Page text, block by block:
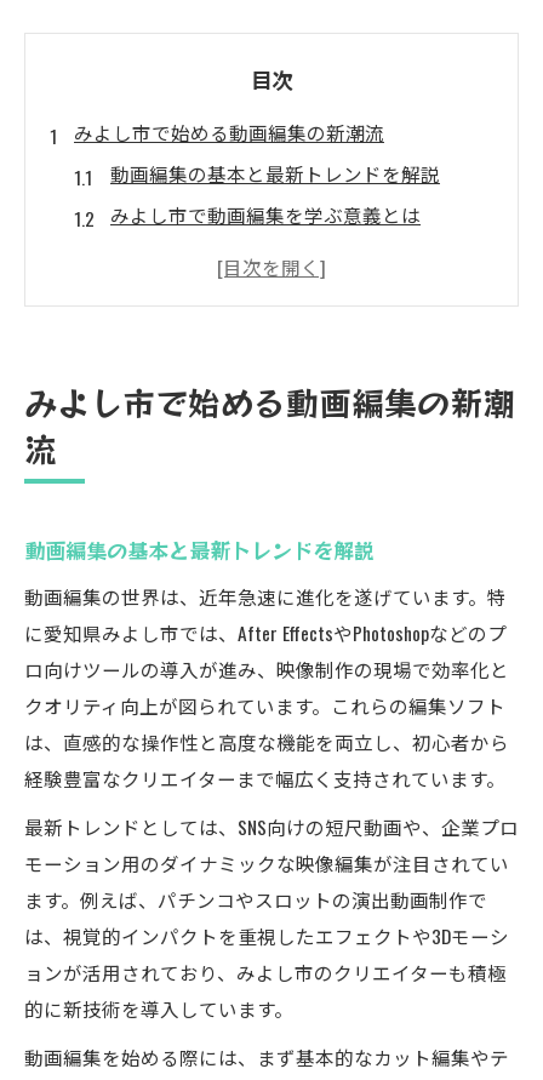
目次
みよし市で始める動画編集の新潮流
動画編集の基本と最新トレンドを解説
みよし市で動画編集を学ぶ意義とは
動画編集インプリメンテーション導入の実
愛知県発の動画編集インプリメンテーション体
インプリメンテーション体験がもたらす変
愛知県クリエイターの動画編集スキル向上
実践で磨く動画編集インプリメンテーショ
体験者が語るみよし市の成長環境
動画編集が拓くみよし市クリエイティブ未来
動画編集で拡がるみよし市の未来像
クリエイティブ産業を支える動画編集技術
地元発展に貢献する動画編集の力
次世代クリエイターが活躍できる理由
動画編集と地域連携の新しい形
クリエイター必見のみよし市動画編集事情
みよし市で動画編集を極めるための方法
みよし市で始める動画編集の新潮
流
動画編集の基本と最新トレンドを解説
動画編集の世界は、近年急速に進化を遂げています。特
に愛知県みよし市では、After EffectsやPhotoshopなどのプ
ロ向けツールの導入が進み、映像制作の現場で効率化と
クオリティ向上が図られています。これらの編集ソフト
は、直感的な操作性と高度な機能を両立し、初心者から
経験豊富なクリエイターまで幅広く支持されています。
最新トレンドとしては、SNS向けの短尺動画や、企業プロ
モーション用のダイナミックな映像編集が注目されてい
ます。例えば、パチンコやスロットの演出動画制作で
は、視覚的インパクトを重視したエフェクトや3Dモーシ
ョンが活用されており、みよし市のクリエイターも積極
的に新技術を導入しています。
動画編集を始める際には、まず基本的なカット編集やテ